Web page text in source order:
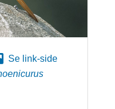
Se link-side